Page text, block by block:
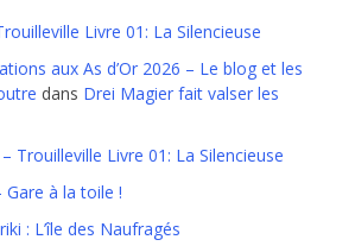
Livre 01: La Silencieuse
aux As d’Or 2026 – Le blog et les
dans Drei Magier fait valser les
Trouilleville Livre 01: La Silencieuse
Gare à la toile !
: L’île des Naufragés